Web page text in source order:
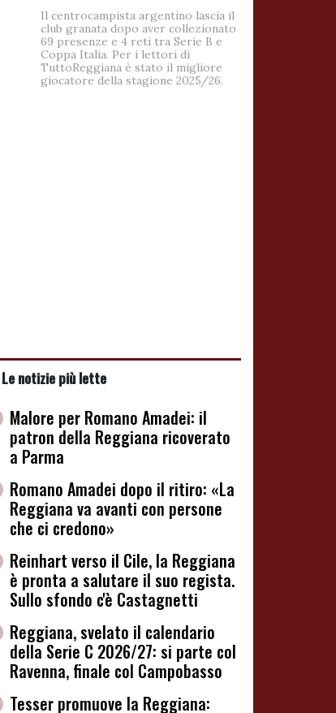
Il centrocampista argentino lascia il
club granata dopo aver collezionato
69 presenze e 4 reti tra Serie B e
Coppa Italia. Per i lettori di
TuttoReggiana è stato il migliore
giocatore della stagione 2025/26.
notizie più lette
Malore per Romano Amadei: il
patron della Reggiana ricoverato
a Parma
Romano Amadei dopo il ritiro: «La
Reggiana va avanti con persone
che ci credono»
Reinhart verso il Cile, la Reggiana
è pronta a salutare il suo regista.
Sullo sfondo c'è Castagnetti
Reggiana, svelato il calendario
della Serie C 2026/27: si parte col
Ravenna, finale col Campobasso
Tesser promuove la Reggiana: